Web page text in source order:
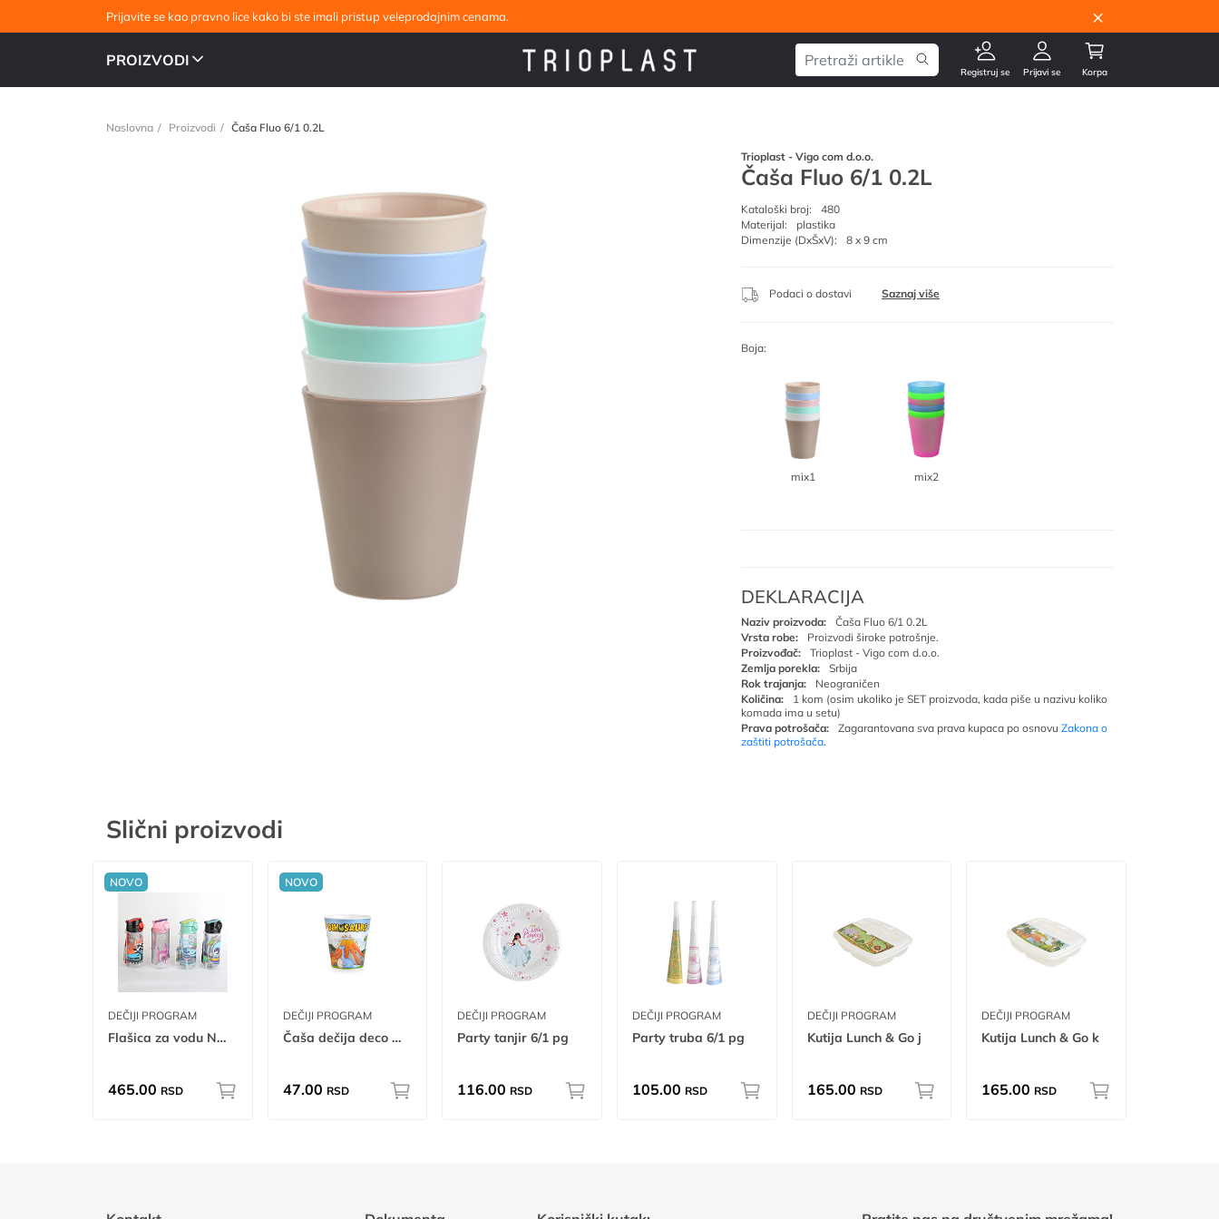
Prijavite se kao pravno lice kako bi ste imali pristup veleprodajnim cenama. ×
PROIZVODI
Registruj se Prijavi se Korpa
Naslovna Proizvodi Čaša Fluo 6/1 0.2L
Trioplast - Vigo com d.o.o.
Čaša Fluo 6/1 0.2L
Kataloški broj:
480
Materijal:
plastika
Dimenzije (DxŠxV):
8 x 9 cm
Podaci o dostavi Saznaj više
Boja:
mix1 mix2
DEKLARACIJA
Naziv proizvoda:
Čaša Fluo 6/1 0.2L
Vrsta robe:
Proizvodi široke potrošnje.
Proizvođač:
Trioplast - Vigo com d.o.o.
Zemlja porekla:
Srbija
Rok trajanja:
Neograničen
Količina:
1 kom (osim ukoliko je SET proizvoda, kada piše u nazivu koliko
komada ima u setu)
Prava potrošača:
Zagarantovana sva prava kupaca po osnovu Zakona o
zaštiti potrošača.
Slični proizvodi
NOVO
DEČIJI PROGRAM
Flašica za vodu Nomi 500ml tp tr
465.00 RSD
NOVO
DEČIJI PROGRAM
Čaša dečija deco 0.200L
47.00 RSD
DEČIJI PROGRAM
Party tanjir 6/1 pg
116.00 RSD
DEČIJI PROGRAM
Party truba 6/1 pg
105.00 RSD
DEČIJI PROGRAM
Kutija Lunch & Go j
165.00 RSD
DEČIJI PROGRAM
Kutija Lunch & Go k
165.00 RSD